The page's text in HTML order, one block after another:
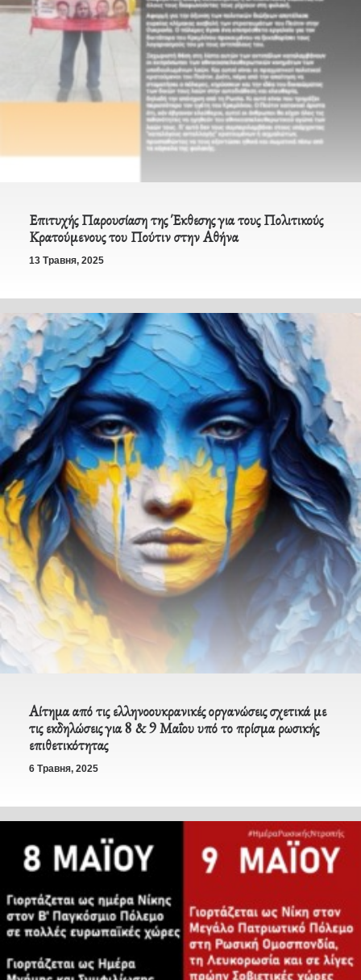
Επιτυχής Παρουσίαση της Έκθεσης για τους Πολιτικούς
Κρατούμενους του Πούτιν στην Αθήνα
13 Травня, 2025
Αίτημα από τις ελληνοουκρανικές οργανώσεις σχετικά με
τις εκδηλώσεις για 8 & 9 Μαΐου υπό το πρίσμα ρωσικής
επιθετικότητας
6 Травня, 2025